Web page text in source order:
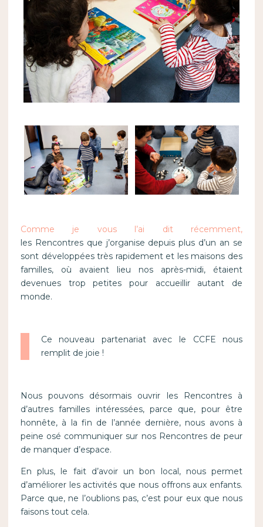
Comme je vous l’ai dit récemment,
les Rencontres que j’organise depuis plus d’un an se
sont développées très rapidement et les maisons des
familles, où avaient lieu nos après-midi, étaient
devenues trop petites pour accueillir autant de
monde.
Ce nouveau partenariat avec le CCFE nous
remplit de joie !
Nous pouvons désormais ouvrir les Rencontres à
d’autres familles intéressées, parce que, pour être
honnête, à la fin de l’année dernière, nous avons à
peine osé communiquer sur nos Rencontres de peur
de manquer d’espace.
En plus, le fait d’avoir un bon local, nous permet
d’améliorer les activités que nous offrons aux enfants.
Parce que, ne l’oublions pas, c’est pour eux que nous
faisons tout cela.